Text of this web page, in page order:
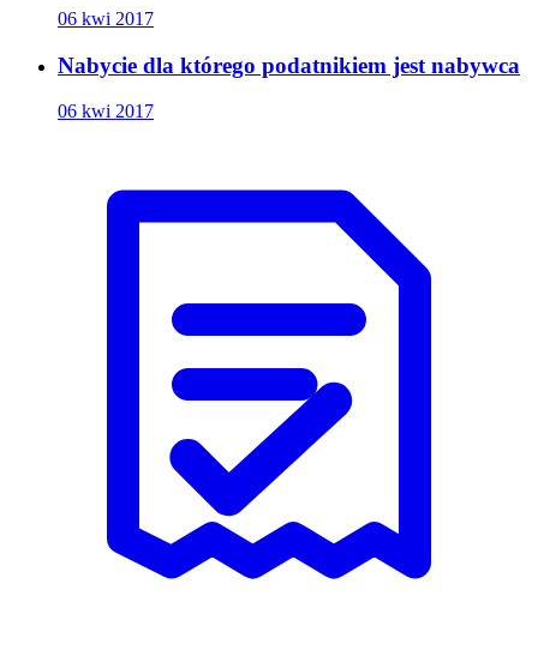
06 kwi 2017
Nabycie dla którego podatnikiem jest nabywca
06 kwi 2017